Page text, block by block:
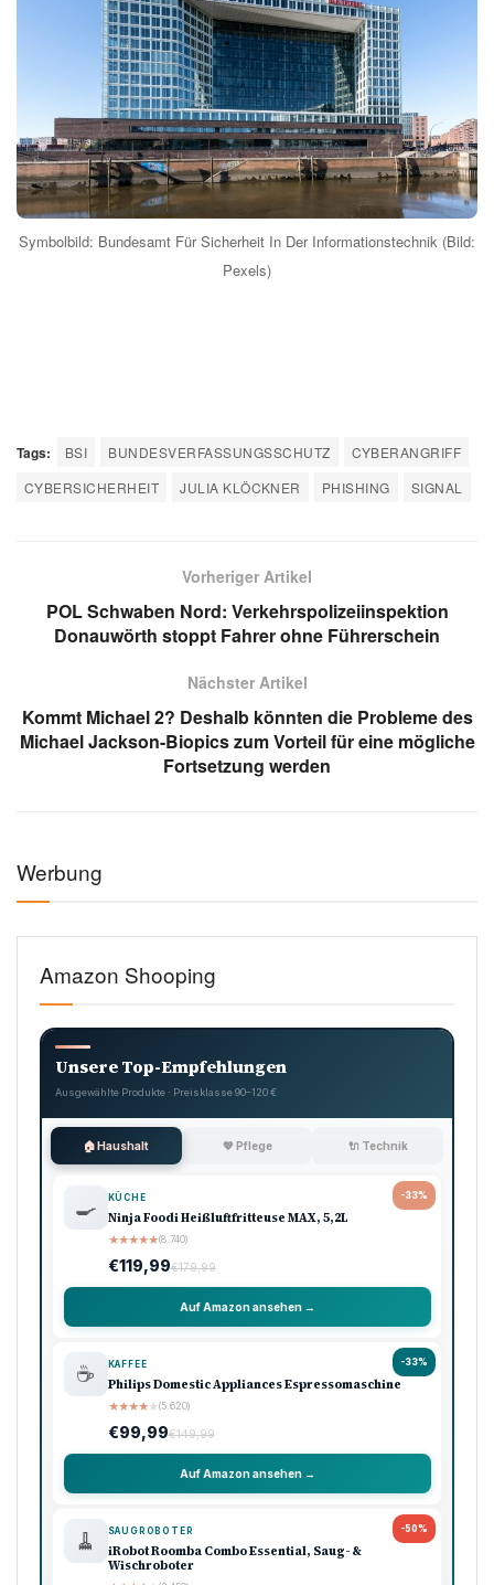
Symbolbild: Bundesamt Für Sicherheit In Der Informationstechnik (Bild:
Pexels)
Tags: BSI BUNDESVERFASSUNGSSCHUTZ
CYBERANGRIFF
CYBERSICHERHEIT
JULIA KLÖCKNER PHISHING SIGNAL
Vorheriger Artikel
POL Schwaben Nord: Verkehrspolizeiinspektion
Donauwörth stoppt Fahrer ohne Führerschein
Nächster Artikel
Kommt Michael 2? Deshalb könnten die Probleme des
Michael Jackson-Biopics zum Vorteil für eine mögliche
Fortsetzung werden
Werbung
Amazon Shooping
Unsere Top-Empfehlungen
Ausgewählte Produkte · Preisklasse 90–120 €
🏠 Haushalt 💖 Pflege 🔌 Technik
-33%
🍳 KÜCHE
Ninja Foodi Heißluftfritteuse MAX, 5,2L
★★★★★(8.740)
€119,99€179,99
Auf Amazon ansehen →
-33%
☕ KAFFEE
Philips Domestic Appliances Espressomaschine
★★★★★(5.620)
€99,99€149,99
Auf Amazon ansehen →
-50%
🧹 SAUGROBOTER
iRobot Roomba Combo Essential, Saug- &
Wischroboter